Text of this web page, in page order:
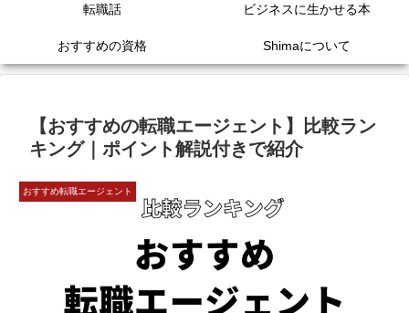
転職話 ビジネスに生かせる本
おすすめの資格 Shimaについて
【おすすめの転職エージェント】比較ラン
キング｜ポイント解説付きで紹介
おすすめ転職エージェント